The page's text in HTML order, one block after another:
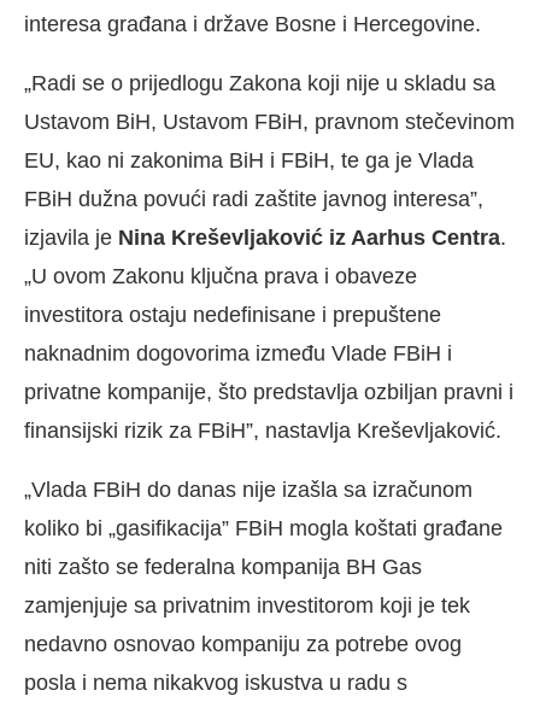
interesa građana i države Bosne i Hercegovine.
„Radi se o prijedlogu Zakona koji nije u skladu sa
Ustavom BiH, Ustavom FBiH, pravnom stečevinom
EU, kao ni zakonima BiH i FBiH, te ga je Vlada
FBiH dužna povući radi zaštite javnog interesa”,
izjavila je Nina Kreševljaković iz Aarhus Centra.
„U ovom Zakonu ključna prava i obaveze
investitora ostaju nedefinisane i prepuštene
naknadnim dogovorima između Vlade FBiH i
privatne kompanije, što predstavlja ozbiljan pravni i
finansijski rizik za FBiH”, nastavlja Kreševljaković.
„Vlada FBiH do danas nije izašla sa izračunom
koliko bi „gasifikacija” FBiH mogla koštati građane
niti zašto se federalna kompanija BH Gas
zamjenjuje sa privatnim investitorom koji je tek
nedavno osnovao kompaniju za potrebe ovog
posla i nema nikakvog iskustva u radu s